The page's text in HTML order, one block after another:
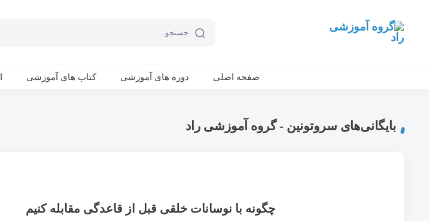
صفحه اصلی دوره های آموزشی کتاب های آموزشی
بایگانی‌های سروتونین - گروه آموزشی راد
چگونه با نوسانات خلقی قبل از قاعدگی مقابله کنیم